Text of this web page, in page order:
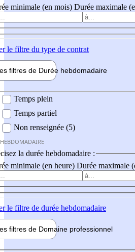
minimale (en mois) Durée maximale
le filtre du type de contrat
filtres de Durée hebdomadaire
Temps plein
Temps partiel
Non renseignée (5)
la durée hebdomadaire :
minimale (en heure) Durée maximale
le filtre de durée hebdomadaire
filtres de Domaine professionnel